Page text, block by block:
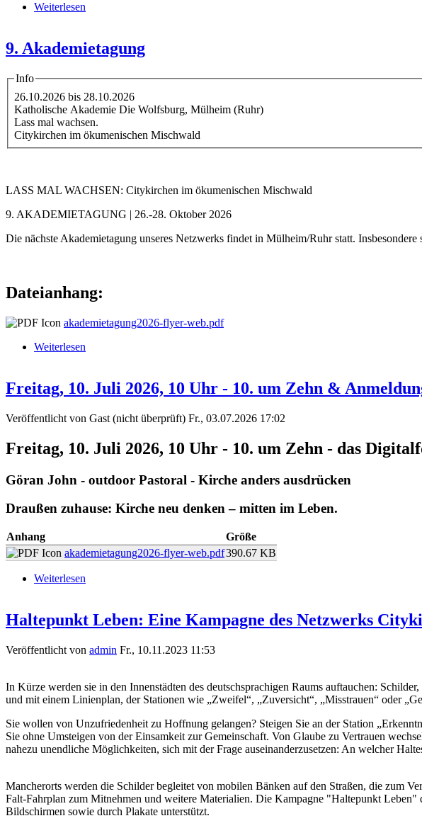
Weiterlesen
9. Akademietagung
Info
26.10.2026 bis 28.10.2026
Katholische Akademie Die Wolfsburg, Mülheim (Ruhr)
Lass mal wachsen.
Citykirchen im ökumenischen Mischwald
LASS MAL WACHSEN: Citykirchen im ökumenischen Mischwald
9. AKADEMIETAGUNG | 26.-28. Oktober 2026
Die nächste Akademietagung unseres Netzwerks findet in Mülheim/Ruhr statt.
Dateianhang:
akademietagung2026-flyer-web.pdf
Weiterlesen
Freitag, 10. Juli 2026, 10 Uhr - 10. um Zehn &
Veröffentlicht von Gast (nicht überprüft) Fr., 03.07.2026 17:02
Freitag, 10. Juli 2026, 10 Uhr - 10. um Zehn - das
Göran John - outdoor Pastoral - Kirche anders ausdrücken
Draußen zuhause: Kirche neu denken – mitten im Leben.
Anhang
Größe
akademietagung2026-flyer-web.pdf390.67 KB
Weiterlesen
Haltepunkt Leben: Eine Kampagne des Netzwerks
Veröffentlicht von admin Fr., 10.11.2023 11:53
nck_haltepunkt_leben_rgb.png
In Kürze werden sie in den Innenstädten des deutschsprachigen Raums auftauchen:
und mit einem Linienplan, der Stationen wie „Zweifel“, „Zuversicht“, „Misstrauen“ oder
Sie wollen von Unzufriedenheit zu Hoffnung gelangen? Steigen Sie an der Station
Sie ohne Umsteigen von der Einsamkeit zur Gemeinschaft. Von Glaube zu Vertrauen
nahezu unendliche Möglichkeiten, sich mit der Frage auseinanderzusetzen: An welcher
haltepunkt-fahrplan.jpg
Mancherorts werden die Schilder begleitet von mobilen Bänken auf den Straßen, die zum
Falt-Fahrplan zum Mitnehmen und weitere Materialien. Die Kampagne "Haltepunkt
Bildschirmen sowie durch Plakate unterstützt.